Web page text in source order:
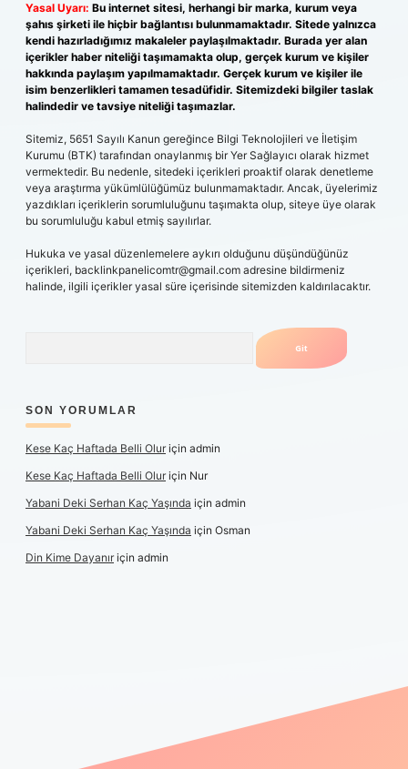
Yasal Uyarı: Bu internet sitesi, herhangi bir marka, kurum veya
şahıs şirketi ile hiçbir bağlantısı bulunmamaktadır. Sitede yalnızca
kendi hazırladığımız makaleler paylaşılmaktadır. Burada yer alan
içerikler haber niteliği taşımamakta olup, gerçek kurum ve kişiler
hakkında paylaşım yapılmamaktadır. Gerçek kurum ve kişiler ile
isim benzerlikleri tamamen tesadüfidir. Sitemizdeki bilgiler taslak
halindedir ve tavsiye niteliği taşımazlar.
Sitemiz, 5651 Sayılı Kanun gereğince Bilgi Teknolojileri ve İletişim
Kurumu (BTK) tarafından onaylanmış bir Yer Sağlayıcı olarak hizmet
vermektedir. Bu nedenle, sitedeki içerikleri proaktif olarak denetleme
veya araştırma yükümlülüğümüz bulunmamaktadır. Ancak, üyelerimiz
yazdıkları içeriklerin sorumluluğunu taşımakta olup, siteye üye olarak
bu sorumluluğu kabul etmiş sayılırlar.
Hukuka ve yasal düzenlemelere aykırı olduğunu düşündüğünüz
içerikleri, backlinkpanelicomtr@gmail.com adresine bildirmeniz
halinde, ilgili içerikler yasal süre içerisinde sitemizden kaldırılacaktır.
SON YORUMLAR
Kese Kaç Haftada Belli Oluriçin admin
Kese Kaç Haftada Belli Oluriçin Nur
Yabani Deki Serhan Kaç Yaşında için admin
Yabani Deki Serhan Kaç Yaşında için Osman
Din Kime Dayanıriçin admin